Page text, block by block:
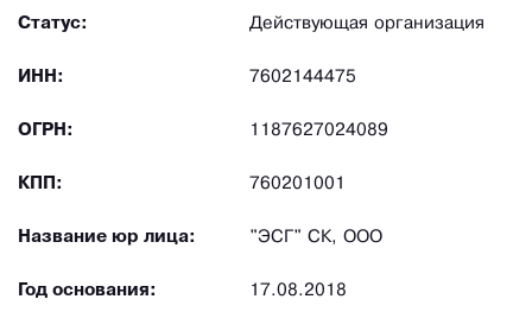
Статус: Действующая организация
ИНН: 7602144475
ОГРН: 1187627024089
КПП: 760201001
Название юр лица: "ЭСГ" СК, ООО
Год основания: 17.08.2018